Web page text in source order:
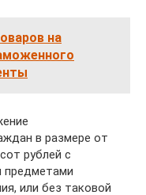
на
в размере от
рублей с
предметами
или без таковой